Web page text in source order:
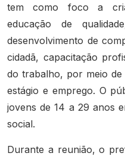
tem como foco a
educação de
desenvolvimento de
cidadã, capacitação
do trabalho, por meio de
estágio e emprego. O
jovens de 14 a 29 anos
social.
Durante a reunião, o